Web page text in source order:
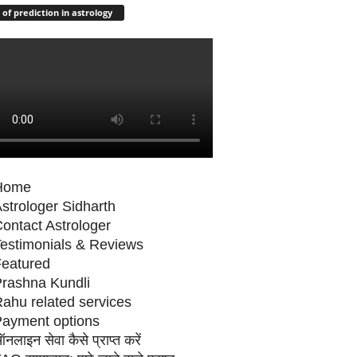
prediction in astrology
Sidharth
Astrologer
& Reviews
Kundli
related services
options
सेवा कैसे प्राप्‍त करें